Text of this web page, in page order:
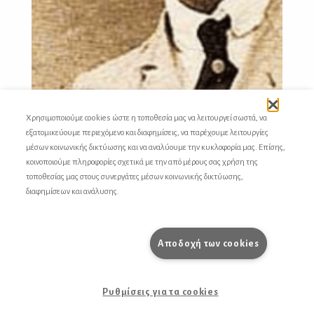
Χόρχε Λουίς Μπόρχες
Πυρετώδη νεανικά ποιήματα
Από τις τρεις πρώτες συλλογές του, σε μετάφραση του
Χρησιμοποιούμε cookies ώστε η τοποθεσία μας να λειτουργεί σωστά, να
εξατομικεύουμε περιεχόμενο και διαφημίσεις, να παρέχουμε λειτουργίες
μέσων κοινωνικής δικτύωσης και να αναλύουμε την κυκλοφορία μας. Επίσης,
κοινοποιούμε πληροφορίες σχετικά με την από μέρους σας χρήση της
τοποθεσίας μας στους συνεργάτες μέσων κοινωνικής δικτύωσης,
διαφημίσεων και ανάλυσης.
Αποδοχή των cookies
Ρυθμίσεις για τα cookies